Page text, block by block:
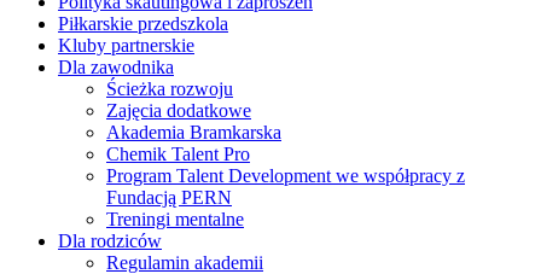
Piłkarskie przedszkola
Kluby partnerskie
Dla zawodnika
Ścieżka rozwoju
Zajęcia dodatkowe
Akademia Bramkarska
Chemik Talent Pro
Program Talent Development we współpracy z
Fundacją PERN
Treningi mentalne
Dla rodziców
Regulamin akademii